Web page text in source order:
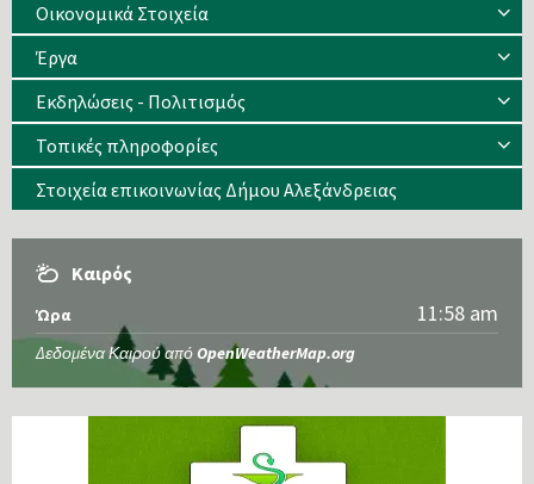
Οικονομικά Στοιχεία
Έργα
Εκδηλώσεις - Πολιτισμός
Τοπικές πληροφορίες
Στοιχεία επικοινωνίας Δήμου Αλεξάνδρειας
Καιρός
Ώρα 11:58 am
Δεδομένα Καιρού από OpenWeatherMap.org